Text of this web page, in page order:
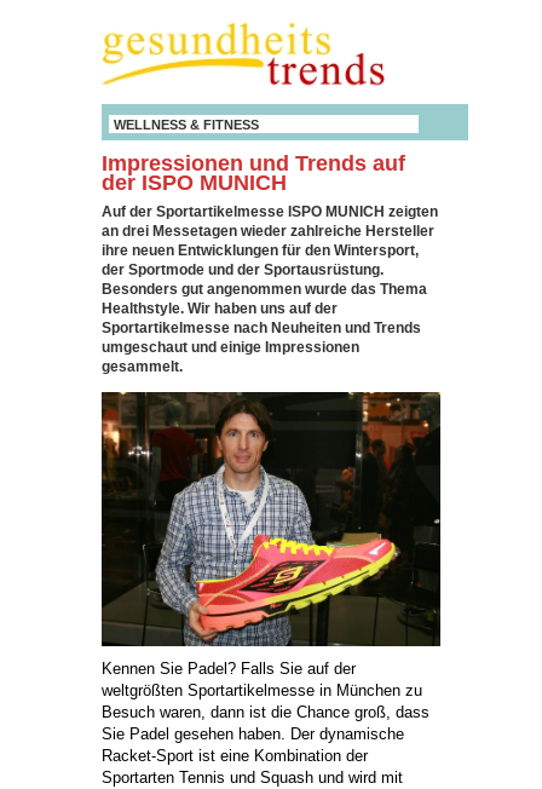
WELLNESS & FITNESS
Impressionen und Trends auf
der ISPO MUNICH
Auf der Sportartikelmesse ISPO MUNICH zeigten
an drei Messetagen wieder zahlreiche Hersteller
ihre neuen Entwicklungen für den Wintersport,
der Sportmode und der Sportausrüstung.
Besonders gut angenommen wurde das Thema
Healthstyle. Wir haben uns auf der
Sportartikelmesse nach Neuheiten und Trends
umgeschaut und einige Impressionen
gesammelt.
Kennen Sie Padel? Falls Sie auf der
weltgrößten Sportartikelmesse in München zu
Besuch waren, dann ist die Chance groß, dass
Sie Padel gesehen haben. Der dynamische
Racket-Sport ist eine Kombination der
Sportarten Tennis und Squash und wird mit